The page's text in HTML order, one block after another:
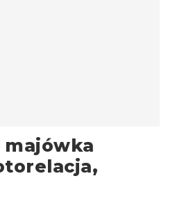
majówka